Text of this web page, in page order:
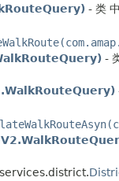
- 类
-